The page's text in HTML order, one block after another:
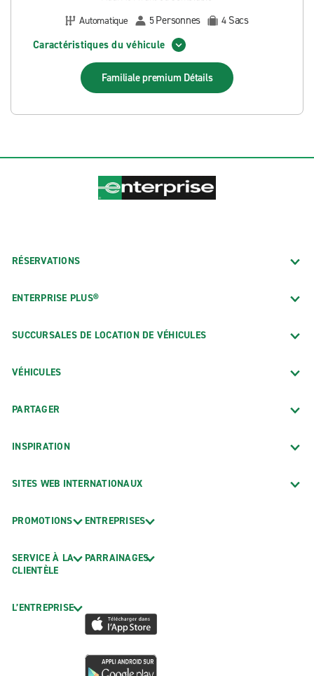
Automatique
5Personnes 4 Sacs
Caractéristiques du véhicule
Familiale premium Détails
RÉSERVATIONS
ENTERPRISE PLUS®
SUCCURSALES DE LOCATION DE VÉHICULES
VÉHICULES
PARTAGER
INSPIRATION
SITES WEB INTERNATIONAUX
PROMOTIONS
SERVICE À LA
CLIENTÈLE
L’ENTREPRISE
ENTREPRISES
PARRAINAGES